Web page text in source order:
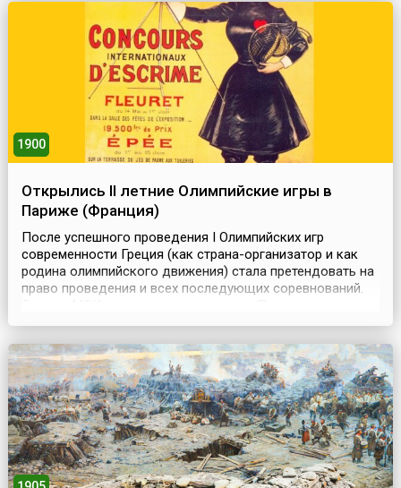
нефтяники.Когда в 1859 году начался нефтяной бум,
Чезбро, общаясь с ...
1900
Открылись II летние Олимпийские игры в
Париже (Франция)
После успешного проведения I Олимпийских игр
современности Греция (как страна-организатор и как
родина олимпийского движения) стала претендовать на
право проведения и всех последующих соревнований.
Кубертена – проводить игры в различных странах (для
международного характера) – и в знак признания его
личных заслуг в в...